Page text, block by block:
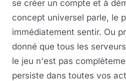
se créer un compte et à
concept universel parle, le
immédiatement sentir. Ou
donné que tous les
le jeu n'est pas
persiste dans toutes vos